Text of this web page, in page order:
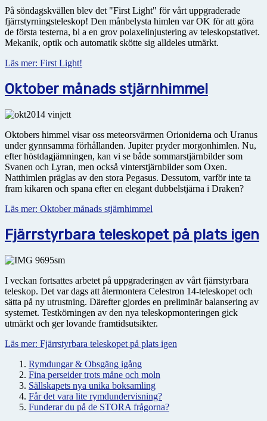
På söndagskvällen blev det "First Light" för vårt uppgraderade
fjärrstyrningsteleskop! Den månbelysta himlen var OK för att göra
de första testerna, bl a en grov polaxelinjustering av teleskopstativet.
Mekanik, optik och automatik skötte sig alldeles utmärkt.
Läs mer: First Light!
Oktober månads stjärnhimmel
Oktobers himmel visar oss meteorsvärmen Orioniderna och Uranus
under gynnsamma förhållanden. Jupiter pryder morgonhimlen. Nu,
efter höstdagjämningen, kan vi se både sommarstjärnbilder som
Svanen och Lyran, men också vinterstjärnbilder som Oxen.
Natthimlen präglas av den stora Pegasus. Dessutom, varför inte ta
fram kikaren och spana efter en elegant dubbelstjärna i Draken?
Läs mer: Oktober månads stjärnhimmel
Fjärrstyrbara teleskopet på plats igen
I veckan fortsattes arbetet på uppgraderingen av vårt fjärrstyrbara
teleskop. Det var dags att återmontera Celestron 14-teleskopet och
sätta på ny utrustning. Därefter gjordes en preliminär balansering av
systemet. Testkörningen av den nya teleskopmonteringen gick
utmärkt och ger lovande framtidsutsikter.
Läs mer: Fjärrstyrbara teleskopet på plats igen
Rymdungar & Obsgäng igång
Fina perseider trots måne och moln
Sällskapets nya unika boksamling
Får det vara lite rymdundervisning?
Funderar du på de STORA frågorna?